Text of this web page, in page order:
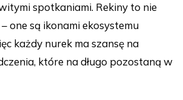
spotkaniami. Rekiny to nie
one są ikonami ekosystemu
każdy nurek ma szansę na
które na długo pozostaną w